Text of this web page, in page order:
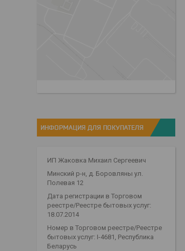
ИНФОРМАЦИЯ ДЛЯ ПОКУПАТЕЛЯ
ИП Жаковка Михаил Сергеевич
Минский р-н, д. Боровляны ул.
Полевая 12
Дата регистрации в Торговом
реестре/Реестре бытовых услуг:
18.07.2014
Номер в Торговом реестре/Реестре
бытовых услуг: I-4681, Республика
Беларусь